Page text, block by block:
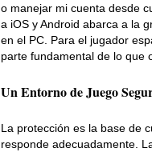
o manejar mi cuenta desde
a iOS y Android abarca a la
en el PC. Para el jugador
parte fundamental de lo que
Un Entorno de Juego
La protección es la base de
responde adecuadamente.